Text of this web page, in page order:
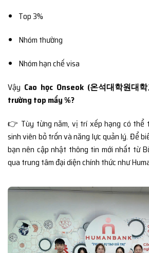
Top 3%
Nhóm thường
Nhóm hạn chế visa
Vậy Cao học Onseok (온석대학원대
trường top mấy %?
👉 Tùy từng năm, vị trí xếp hạng có thể
sinh viên bỏ trốn và năng lực quản lý. Để
bạn nên cập nhật thông tin mới nhất từ
qua trung tâm đại diện chính thức như